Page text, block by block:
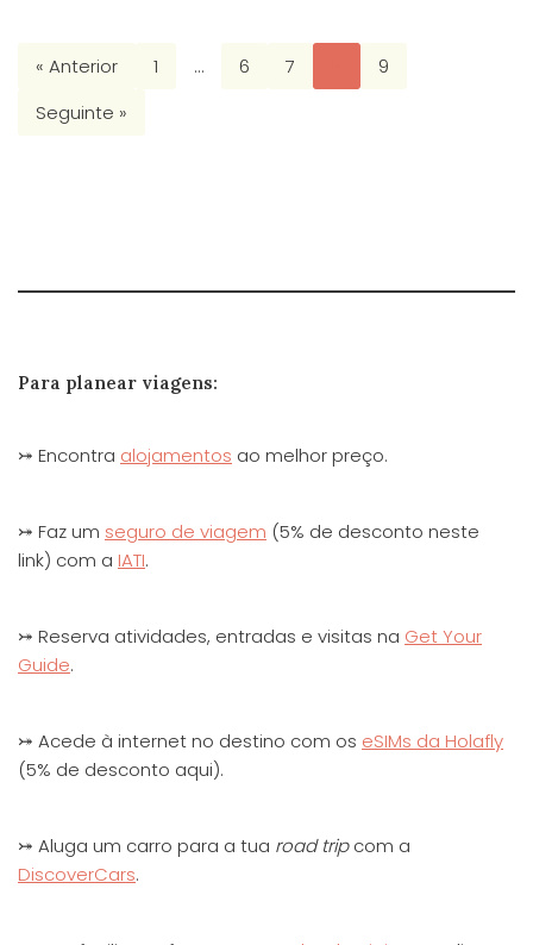
« Anterior 1 … 6 7
9
Seguinte »
Para planear viagens:
⤖ Encontra alojamentos ao melhor preço.
⤖ Faz um seguro de viagem (5% de desconto neste
link) com a IATI.
⤖ Reserva atividades, entradas e visitas na Get Your
Guide.
⤖ Acede à internet no destino com os eSIMs da Holafly
(5% de desconto aqui).
⤖ Aluga um carro para a tua road tripcom a
DiscoverCars.